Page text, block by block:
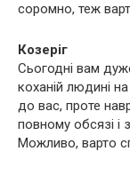
соромно, теж
Козеріг
Сьогодні вам
коханій людині
до вас, проте
повному обсязі
Можливо, варто